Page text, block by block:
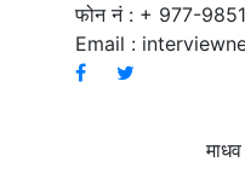
फोन नं : + 977-
Email :